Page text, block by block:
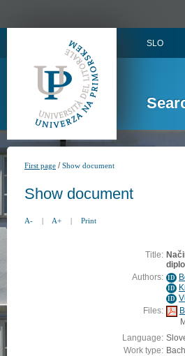
SLO
First page /Show document
Show document
A- | A+ | Print
Title:
Authors: ID
ID
ID
Files:
Language:
Work type: